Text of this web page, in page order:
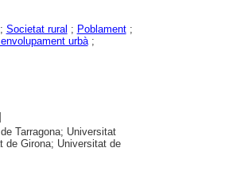
Societat rural ; Poblament;
urbà;
Tarragona; Universitat
de Girona; Universitat de